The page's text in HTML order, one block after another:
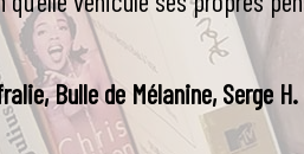
Bulle de Mélanine, Serge H.